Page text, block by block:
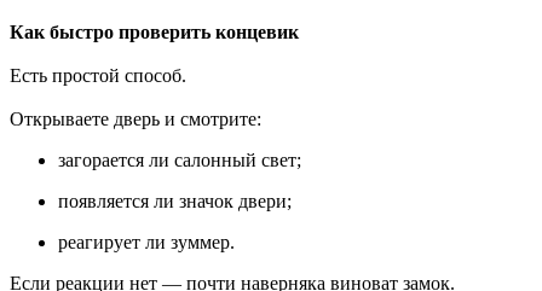
Как быстро проверить концевик
Есть простой способ.
Открываете дверь и смотрите:
загорается ли салонный свет;
появляется ли значок двери;
реагирует ли зуммер.
Если реакции нет — почти наверняка виноват замок.